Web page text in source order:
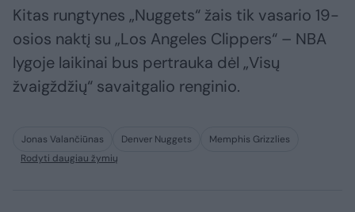
Kitas rungtynes „Nuggets“ žais tik vasario 19-
osios naktį su „Los Angeles Clippers“ – NBA
lygoje laikinai bus pertrauka dėl „Visų
žvaigždžių“ savaitgalio renginio.
Jonas Valančiūnas Denver Nuggets
Memphis Grizzlies
Rodyti daugiau žymių